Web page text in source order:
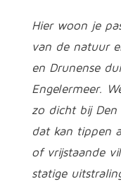
Hier woon je
van de natuur
en Drunense
Engelermeer.
zo dicht bij Den
dat kan tippen
of vrijstaande
statige